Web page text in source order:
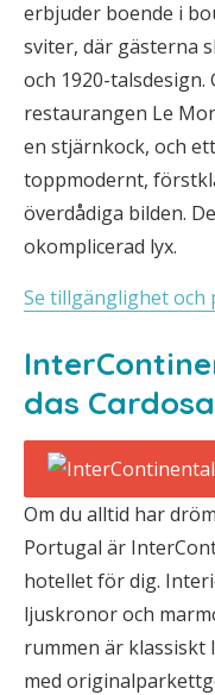
erbjuder boende i
sviter, där gästerna
och 1920-talsdesign.
restaurangen Le
en stjärnkock, och
toppmodernt,
överdådiga bilden.
okomplicerad lyx.
Se tillgänglighet och
das
Om du alltid har
Portugal är
hotellet för dig.
ljuskronor och
rummen är klassiskt
med